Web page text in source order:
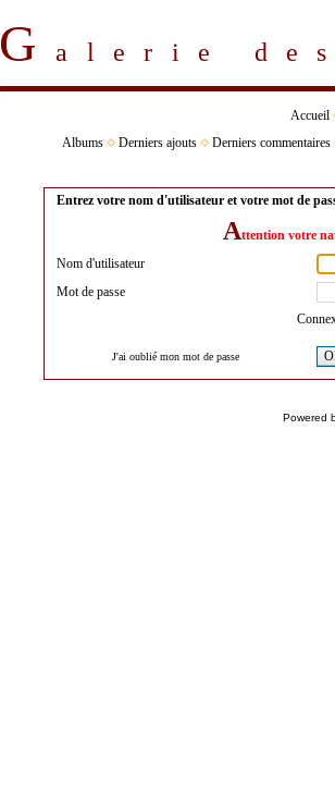
Galerie
Accueil
Albums
Derniers ajouts Derniers commentaires
Entrez votre nom d'utilisateur et votre mot de
Attention votre
Nom d'utilisateur
Mot de passe
J'ai oublié mon mot de passe
Powered